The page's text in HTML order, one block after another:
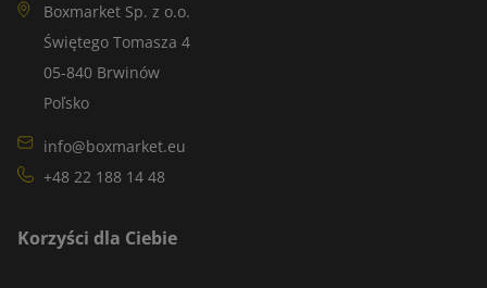
Boxmarket Sp. z o.o.
Świętego Tomasza 4
05-840 Brwinów
Poľsko
info@boxmarket.eu
+48 22 188 14 48
Korzyści dla Ciebie